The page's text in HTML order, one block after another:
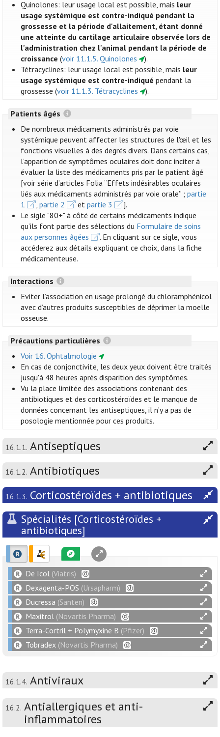
Quinolones: leur usage local est possible, mais leur
usage systémique est contre-indiqué pendant la
grossesse et la période d'allaitement, étant donné
une atteinte du cartilage articulaire observée lors de
l'administration chez l'animal pendant la période de
croissance (voir 11.1.5. Quinolones
).
Tétracyclines: leur usage local est possible, mais leur
usage systémique est contre-indiqué pendant la
grossesse (voir 11.1.3. Tétracyclines ).
Patients âgés
De nombreux médicaments administrés par voie
systémique peuvent affecter les structures de l'œil et les
fonctions visuelles à des degrés divers. Dans certains cas,
l’apparition de symptômes oculaires doit donc inciter à
évaluer la liste des médicaments pris par le patient âgé
[voir série d’articles Folia “Effets indésirables oculaires
liés aux médicaments administrés par voie orale” ;partie
1
,partie 2 etpartie 3
].
Le sigle "80+" à côté de certains médicaments indique
qu’ils font partie des sélections du Formulaire de soins
aux personnes âgées
. En cliquant sur ce sigle, vous
accéderez aux détails expliquant ce choix, dans la fiche
médicamenteuse.
Interactions
Eviter l’association en usage prolongé du chloramphénicol
avec d’autres produits susceptibles de déprimer la moelle
osseuse.
Précautions particulières
Voir 16. Ophtalmologie
En cas de conjonctivite, les deux yeux doivent être traités
jusqu'à 48 heures après disparition des symptômes.
Vu la place limitée des associations contenant des
antibiotiques et des corticostéroïdes et le manque de
données concernant les antiseptiques, il n’y a pas de
posologie mentionnée pour ces produits.
16.1.1. Antiseptiques
16.1.2. Antibiotiques
16.1.3. Corticostéroïdes + antibiotiques
Spécialités [Corticostéroïdes +
antibiotiques]
De Icol (Viatris)
Dexagenta-POS (Ursapharm)
Ducressa (Santen)
Maxitrol (Novartis Pharma)
Terra-Cortril + Polymyxine B (Pfizer)
Tobradex (Novartis Pharma)
16.1.4. Antiviraux
16.2. Antiallergiques et anti-
inflammatoires